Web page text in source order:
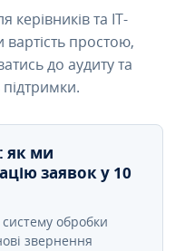
керівників та IT-
простою,
до аудиту та
як ми
заявок у 10
обробки
звернення